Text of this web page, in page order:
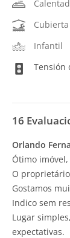
Cubierta
Infantil
Tensión
16
Orlando
Ótimo
O
Gostamos
Indico sem
Lugar
expectativas.